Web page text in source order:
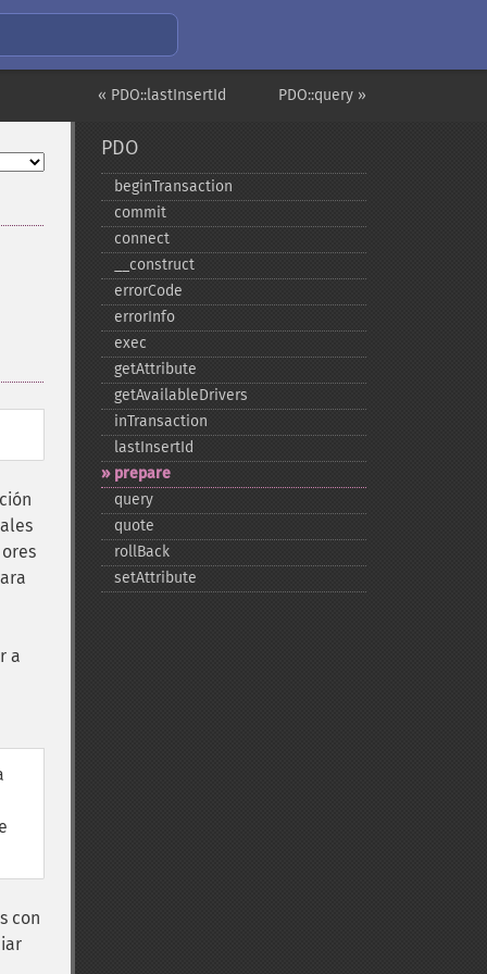
PDO::query »
« PDO::lastInsertId
a
con
PDO
beginTransaction
commit
connect
_​_​construct
errorCode
errorInfo
exec
getAttribute
getAvailableDrivers
inTransaction
lastInsertId
prepare
query
quote
rollBack
setAttribute